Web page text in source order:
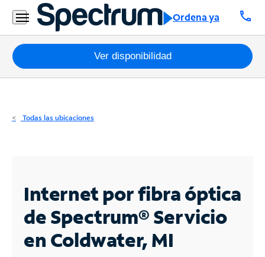
Ordena ya call
Residencial
Business
Paquetes
Internet
Business
Contáctanos
Ver disponibilidad
Todas las ubicaciones
Internet por fibra óptica
de Spectrum®Servicio
en Coldwater, MI